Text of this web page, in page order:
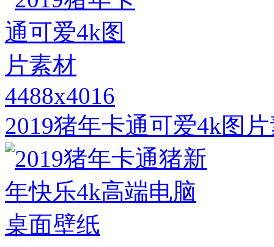
4488x4016
2019猪年卡通可爱4k图